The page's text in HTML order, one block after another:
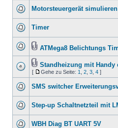
Motorsteuergerät simulieren
Timer
ATMega8 Belichtungs
Standheizung mit Handy
[ Gehe zu Seite: 1 2 3 4 ]
SMS switcher
Step-up Schaltnetzteil mit
WBH Diag BT UART 5V